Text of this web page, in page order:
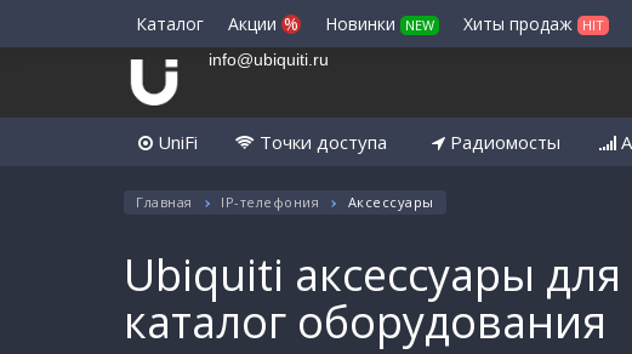
Каталог Акции % Новинки NEW Хиты продаж HIT
info@ubiquiti.ru
UniFi Точки доступа Радиомосты
Главная IP-телефония Аксессуары
Ubiquiti аксессуары
каталог оборудования